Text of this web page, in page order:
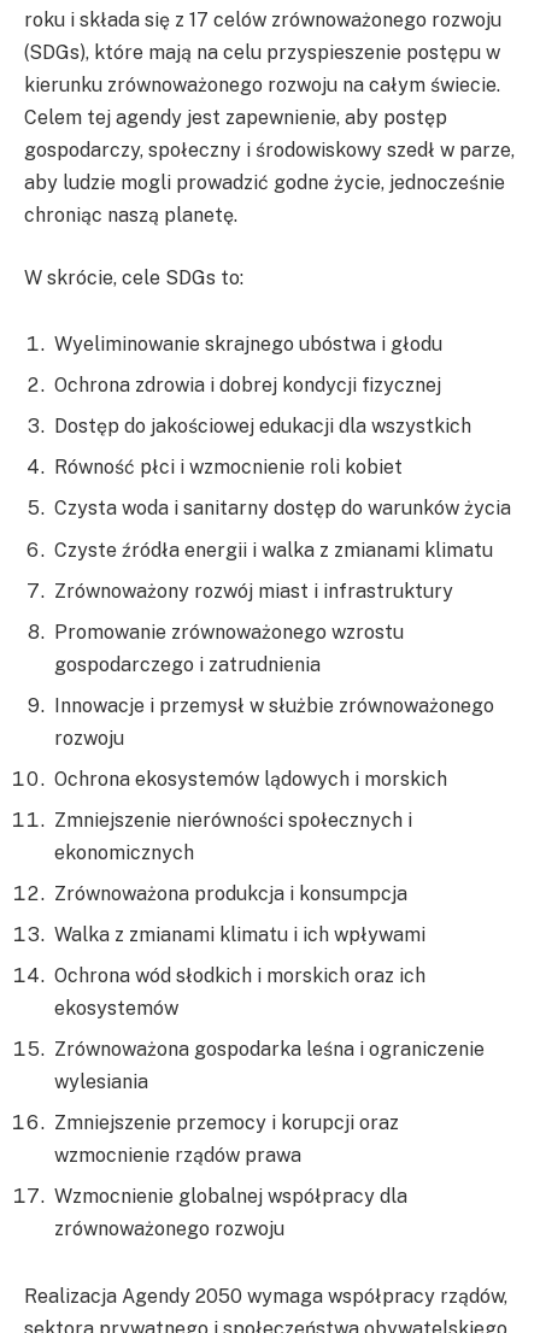
roku i składa się z 17 celów zrównoważonego rozwoju
(SDGs), które mają na celu przyspieszenie postępu w
kierunku zrównoważonego rozwoju na całym świecie.
Celem tej agendy jest zapewnienie, aby postęp
gospodarczy, społeczny i środowiskowy szedł w parze,
aby ludzie mogli prowadzić godne życie, jednocześnie
chroniąc naszą planetę.
W skrócie, cele SDGs to:
Wyeliminowanie skrajnego ubóstwa i głodu
Ochrona zdrowia i dobrej kondycji fizycznej
Dostęp do jakościowej edukacji dla wszystkich
Równość płci i wzmocnienie roli kobiet
Czysta woda i sanitarny dostęp do warunków życia
Czyste źródła energii i walka z zmianami klimatu
Zrównoważony rozwój miast i infrastruktury
Promowanie zrównoważonego wzrostu
gospodarczego i zatrudnienia
Innowacje i przemysł w służbie zrównoważonego
rozwoju
Ochrona ekosystemów lądowych i morskich
Zmniejszenie nierówności społecznych i
ekonomicznych
Zrównoważona produkcja i konsumpcja
Walka z zmianami klimatu i ich wpływami
Ochrona wód słodkich i morskich oraz ich
ekosystemów
Zrównoważona gospodarka leśna i ograniczenie
wylesiania
Zmniejszenie przemocy i korupcji oraz
wzmocnienie rządów prawa
Wzmocnienie globalnej współpracy dla
zrównoważonego rozwoju
Realizacja Agendy 2050 wymaga współpracy rządów,
sektora prywatnego i społeczeństwa obywatelskiego